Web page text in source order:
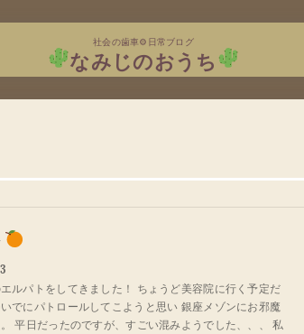
社会の歯車⚙日常ブログ
なみじのおうち
ルパトをしてきました！ ちょうど美容院に行く予定だ
でにパトロールしてこようと思い 銀座メゾンにお邪魔
平日だったのですが、すごい混みようでした、、、 私